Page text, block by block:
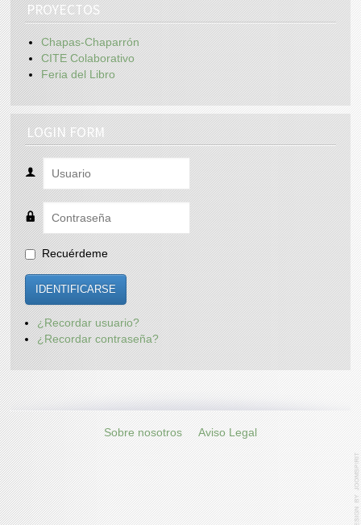
PROYECTOS
Chapas-Chaparrón
CITE Colaborativo
Feria del Libro
LOGIN FORM
Recuérdeme
IDENTIFICARSE
¿Recordar usuario?
¿Recordar contraseña?
Sobre nosotros Aviso Legal